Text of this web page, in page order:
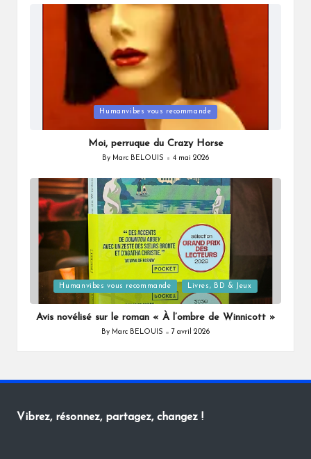
Humanvibes vous recommande
Moi, perruque du Crazy Horse
Posted
By Marc BELOUIS 4 mai 2026
Posted
in
Humanvibes vous recommande Livres, BD & Jeux
Avis novélisé sur le roman « À l’ombre de Winnicott »
Posted
By Marc BELOUIS 7 avril 2026
Vibrez, résonnez, partagez, changez !